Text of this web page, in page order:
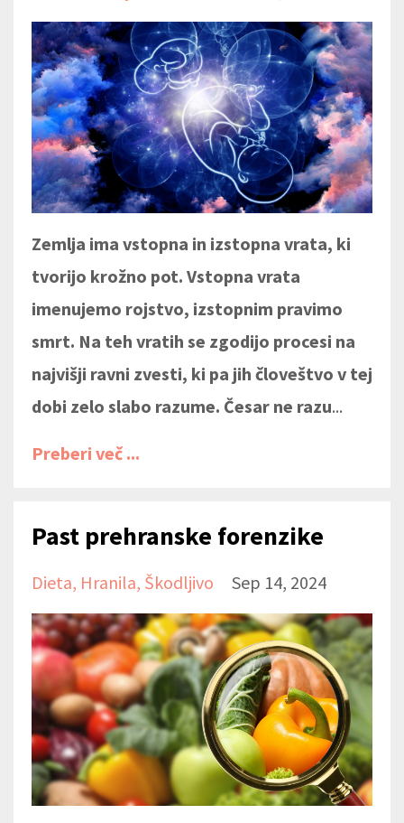
Zemlja ima vstopna in izstopna vrata, ki
tvorijo krožno pot. Vstopna vrata
imenujemo rojstvo, izstopnim pravimo
smrt. Na teh vratih se zgodijo procesi na
najvišji ravni zvesti, ki pa jih človeštvo v tej
dobi zelo slabo razume. Česar ne razu...
Preberi več ...
Past prehranske forenzike
Dieta Hranila Škodljivo Sep 14, 2024